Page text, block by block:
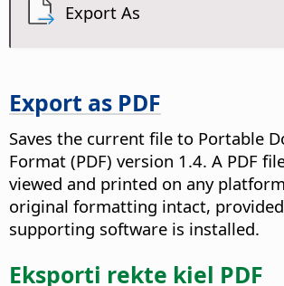
Export As
Export as PDF
Saves the current file to Portable
Format (PDF) version 1.4. A PDF
viewed and printed on any
original formatting intact,
supporting software is installed.
Eksporti rekte kiel PDF